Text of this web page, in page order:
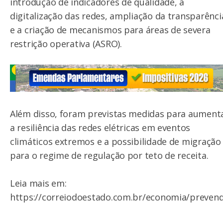
digitalização das redes, ampliação da
e a criação de mecanismos para áreas de severa
restrição operativa (ASRO).
Além disso, foram previstas medidas para
a resiliência das redes elétricas em eventos
climáticos extremos e a possibilidade de migração
para o regime de regulação por teto de receita.
Leia mais em:
https://correiodoestado.com.br/economia/